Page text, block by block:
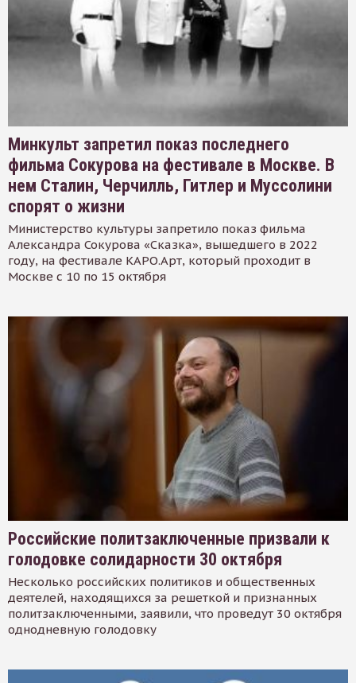
Минкульт запретил показ последнего
фильма Сокурова на фестивале в Москве. В
нем Сталин, Черчилль, Гитлер и Муссолини
спорят о жизни
Министерство культуры запретило показ фильма
Александра Сокурова «Сказка», вышедшего в 2022
году, на фестивале КАРО.Арт, который проходит в
Москве с 10 по 15 октября
Российские политзаключенные призвали к
голодовке солидарности 30 октября
Несколько российских политиков и общественных
деятелей, находящихся за решеткой и признанных
политзаключенными, заявили, что проведут 30 октября
однодневную голодовку